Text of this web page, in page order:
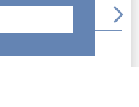
arrow_forward_ios